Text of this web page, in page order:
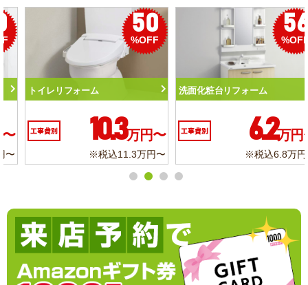
50
%OFF
トイレリフォーム
工事費別 10.3万円〜
※税込11.3万円〜
56
%OFF
洗面化粧台リフォーム
工事費別 6.2万円〜
※税込6.8万円〜